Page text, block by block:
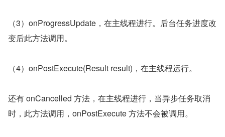
（3）onProgressUpdate，在主线程进行。后台任务进度改
变后此方法调用。
（4）onPostExecute(Result result)，在主线程运行。
还有 onCancelled 方法，在主线程进行，当异步任务取消
时，此方法调用，onPostExecute 方法不会被调用。